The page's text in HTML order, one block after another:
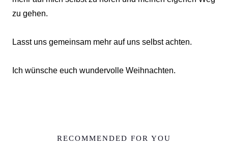
zu gehen.
Lasst uns gemeinsam mehr auf uns selbst achten.
Ich wünsche euch wundervolle Weihnachten.
RECOMMENDED FOR YOU